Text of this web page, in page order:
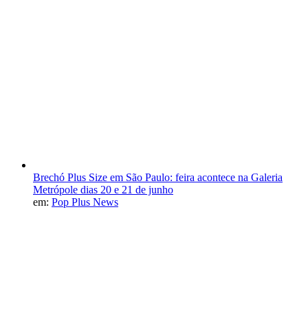
Brechó Plus Size em São Paulo: feira acontece na Galeria
Metrópole dias 20 e 21 de junho
em: Pop Plus News